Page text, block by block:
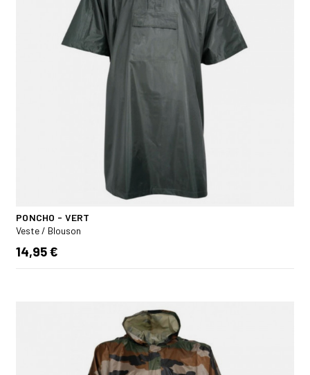
PONCHO - VERT
Veste / Blouson
14,95 €